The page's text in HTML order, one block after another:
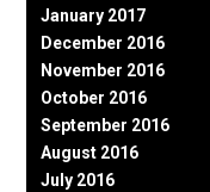
January 2017
December 2016
November 2016
October 2016
September 2016
August 2016
July 2016